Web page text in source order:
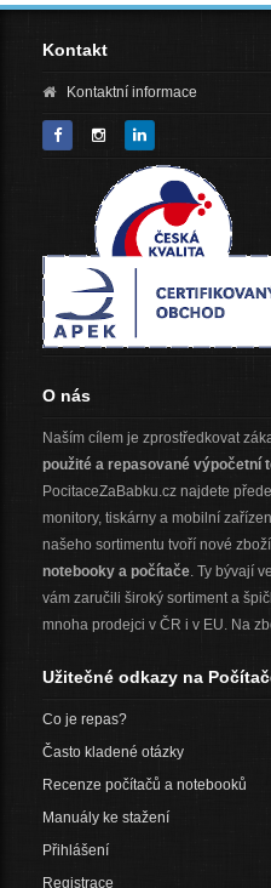
Kontakt
Kontaktní informace
O nás
Naším cílem je zprostředkovat
použité a repasované výpočetní
PocitaceZaBabku.cz najdete
monitory, tiskárny a mobilní
našeho sortimentu tvoří nové
notebooky a počítače. Ty bývají
vám zaručili široký sortiment a
mnoha prodejci v ČR i v EU. Na
Užitečné odkazy na
Co je repas?
Často kladené otázky
Recenze počítačů a notebooků
Manuály ke stažení
Přihlášení
Registrace